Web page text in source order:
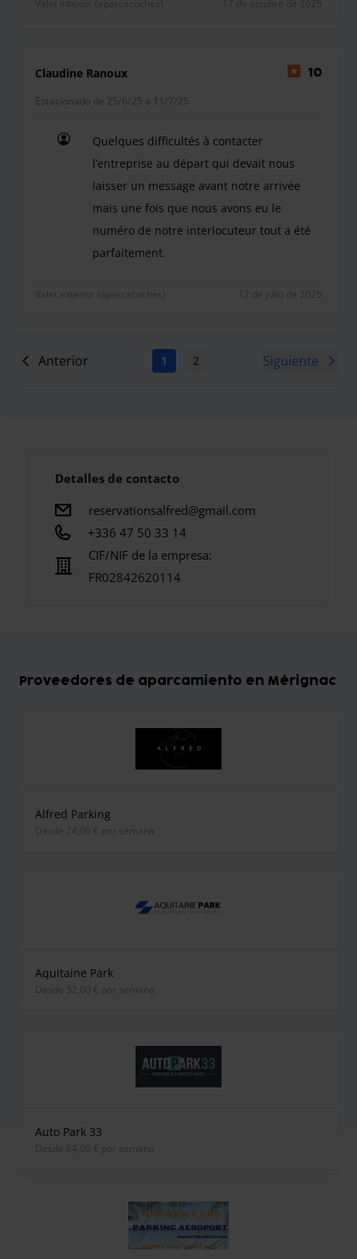
Valet interior (aparcacoches) 17 de octubre de 2025
Claudine Ranoux 10
Estacionado de 25/6/25 a 11/7/25
Quelques difficultés à contacter
l’entreprise au départ qui devait nous
laisser un message avant notre arrivée
mais une fois que nous avons eu le
numéro de notre interlocuteur tout a été
parfaitement.
Valet exterior (aparcacoches) 12 de julio de 2025
Anterior 1 2 Siguiente
Detalles de contacto
reservationsalfred@gmail.com
+336 47 50 33 14
CIF/NIF de la empresa:
FR02842620114
Proveedores de aparcamiento en Mérignac
Alfred Parking
desde 74,00 € por semana
Aquitaine Park
desde 52,00 € por semana
Auto Park 33
desde 64,00 € por semana